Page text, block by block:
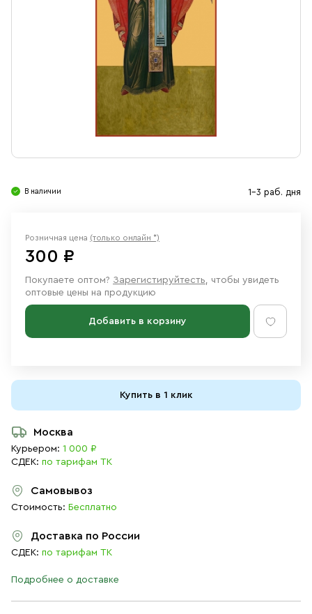
В наличии 1-3 раб. дня
Розничная цена (только онлайн *)
300 ₽
Покупаете оптом? Зарегистируйтесть, чтобы увидеть
оптовые цены на продукцию
Добавить в корзину
Купить в 1 клик
Москва
Курьером: 1 000 ₽
СДЕК: по тарифам ТК
Самовывоз
Стоимость: Бесплатно
Доставка по России
СДЕК: по тарифам ТК
Подробнее о доставке